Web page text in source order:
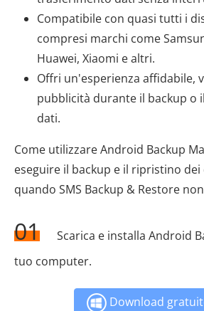
Compatibile con quasi tutti i
compresi marchi come
Huawei, Xiaomi e altri.
Offri un'esperienza affidabile,
pubblicità durante il backup o
dati.
Come utilizzare Android Backup
eseguire il backup e il ripristino
quando SMS Backup & Restore
01
Scarica e installa Android
tuo computer.
Download